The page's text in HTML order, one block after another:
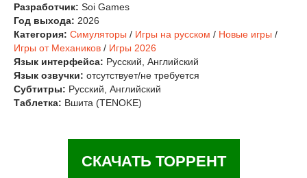
Разработчик: Soi Games
Год выхода: 2026
Категория: Симуляторы / Игры на русском / Новые игры /
Игры от Механиков / Игры 2026
Язык интерфейса: Русский, Английский
Язык озвучки: отсутствует/не требуется
Субтитры: Русский, Английский
Таблетка: Вшита (TENOKE)
СКАЧАТЬ ТОРРЕНТ